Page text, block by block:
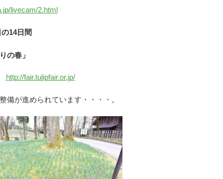
livecam/2.html
14日間
の春」
http://fair.tulipfair.or.jp/
が進められています・・・・。